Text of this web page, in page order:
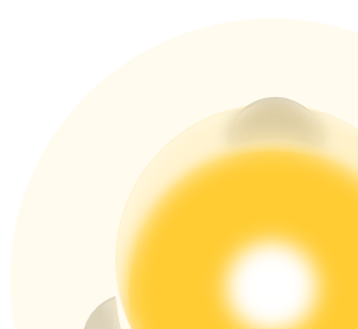
Más eventos
Gana premios y recompensas exclusivas